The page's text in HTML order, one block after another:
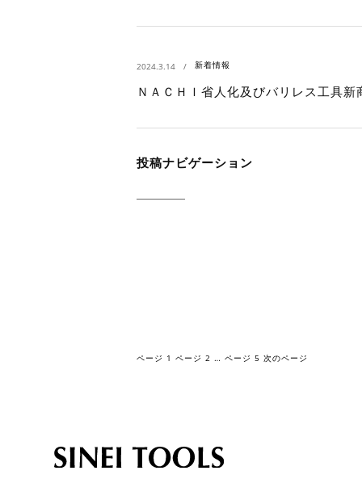
2024.3.14 新着情報
ＮＡＣＨＩ省人化及びバリレス工具新
投稿ナビゲーション
ページ 1 ページ2 … ページ5 次のページ